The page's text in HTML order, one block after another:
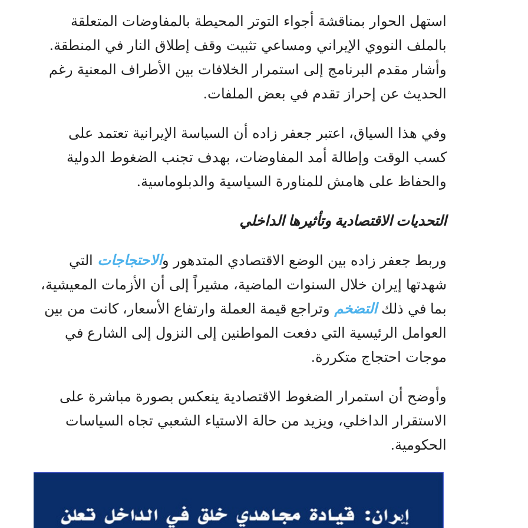
استهل الحوار بمناقشة أجواء التوتر المحيطة بالمفاوضات المتعلقة
بالملف النووي الإيراني ومساعي تثبيت وقف إطلاق النار في المنطقة.
وأشار مقدم البرنامج إلى استمرار الخلافات بين الأطراف المعنية رغم
الحديث عن إحراز تقدم في بعض الملفات.
وفي هذا السياق، اعتبر جعفر زاده أن السياسة الإيرانية تعتمد على
كسب الوقت وإطالة أمد المفاوضات، بهدف تجنب الضغوط الدولية
والحفاظ على هامش للمناورة السياسية والدبلوماسية.
التحديات الاقتصادية وتأثيرها الداخلي
وربط جعفر زاده بين الوضع الاقتصادي المتدهور والاحتجاجات التي
شهدتها إيران خلال السنوات الماضية، مشيراً إلى أن الأزمات المعيشية،
بما في ذلكالتضخم وتراجع قيمة العملة وارتفاع الأسعار، كانت من بين
العوامل الرئيسية التي دفعت المواطنين إلى النزول إلى الشارع في
موجات احتجاج متكررة.
وأوضح أن استمرار الضغوط الاقتصادية ينعكس بصورة مباشرة على
الاستقرار الداخلي، ويزيد من حالة الاستياء الشعبي تجاه السياسات
الحكومية.